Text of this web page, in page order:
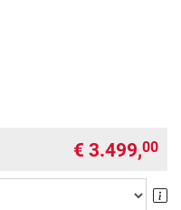
€ 3.499,00